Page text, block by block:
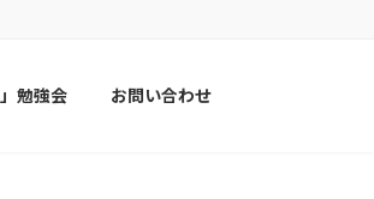
勉強会 お問い合わせ